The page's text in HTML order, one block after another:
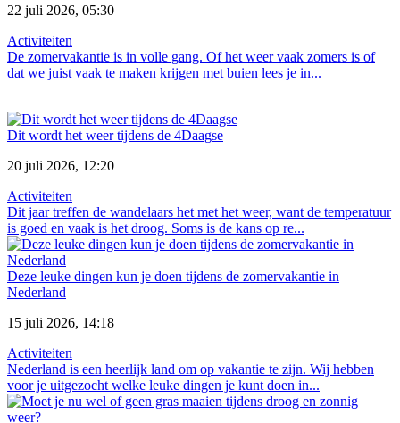
22 juli 2026, 05:30
Activiteiten
De zomervakantie is in volle gang. Of het weer vaak zomers is of
dat we juist vaak te maken krijgen met buien lees je in...
Dit wordt het weer tijdens de 4Daagse
20 juli 2026, 12:20
Activiteiten
Dit jaar treffen de wandelaars het met het weer, want de temperatuur
is goed en vaak is het droog. Soms is de kans op re...
Deze leuke dingen kun je doen tijdens de zomervakantie in
Nederland
15 juli 2026, 14:18
Activiteiten
Nederland is een heerlijk land om op vakantie te zijn. Wij hebben
voor je uitgezocht welke leuke dingen je kunt doen in...